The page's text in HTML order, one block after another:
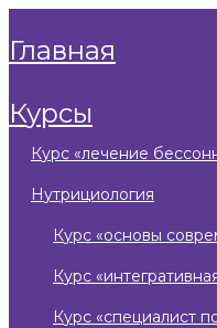
главная
курсы
курс «лечение
нутрициология
курс «основы
курс
курс «специалист